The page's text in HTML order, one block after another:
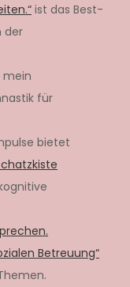
ist das Best-
der
mein
für
bietet
Betreuung“